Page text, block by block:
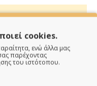
σε 1 - 2 εργάσιμες
cookies.
ενώ άλλα μας
παρέχοντας
του ιστότοπου.